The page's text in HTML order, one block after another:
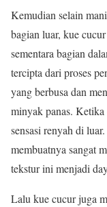
Kemudian selain
bagian luar, kue
sementara bagian
tercipta dari proses
yang berbusa dan
minyak panas.
sensasi renyah di
membuatnya sangat
tekstur ini menjadi
Lalu kue cucur juga